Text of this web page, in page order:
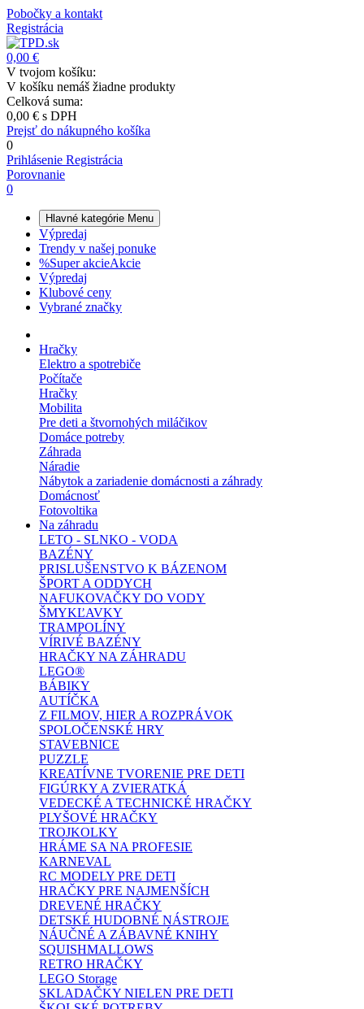
Pobočky a kontakt
Registrácia
0,00 €
V tvojom košíku:
V košíku nemáš žiadne produkty
Celková suma:
0,00 € s DPH
Prejsť do nákupného košíka
0
Prihlásenie Registrácia
Porovnanie
0
Hlavné kategórie Menu
Výpredaj
Trendy v našej ponuke
%Super akcieAkcie
Výpredaj
Klubové ceny
Vybrané značky
Hračky
Elektro a spotrebiče
Počítače
Hračky
Mobilita
Pre deti a štvornohých miláčikov
Domáce potreby
Záhrada
Náradie
Nábytok a zariadenie domácnosti a záhrady
Domácnosť
Fotovoltika
Na záhradu
LETO - SLNKO - VODA
BAZÉNY
PRISLUŠENSTVO K BÁZENOM
ŠPORT A ODDYCH
NAFUKOVAČKY DO VODY
ŠMYKĽAVKY
TRAMPOLÍNY
VÍRIVÉ BAZÉNY
HRAČKY NA ZÁHRADU
LEGO®
BÁBIKY
AUTÍČKA
Z FILMOV, HIER A ROZPRÁVOK
SPOLOČENSKÉ HRY
STAVEBNICE
PUZZLE
KREATÍVNE TVORENIE PRE DETI
FIGÚRKY A ZVIERATKÁ
VEDECKÉ A TECHNICKÉ HRAČKY
PLYŠOVÉ HRAČKY
TROJKOLKY
HRÁME SA NA PROFESIE
KARNEVAL
RC MODELY PRE DETI
HRAČKY PRE NAJMENŠÍCH
DREVENÉ HRAČKY
DETSKÉ HUDOBNÉ NÁSTROJE
NÁUČNÉ A ZÁBAVNÉ KNIHY
SQUISHMALLOWS
RETRO HRAČKY
LEGO Storage
SKLADAČKY NIELEN PRE DETI